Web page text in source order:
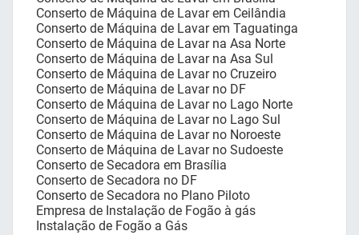
Conserto de Máquina de Lavar em Ceilândia
Conserto de Máquina de Lavar em Taguatinga
Conserto de Máquina de Lavar na Asa Norte
Conserto de Máquina de Lavar na Asa Sul
Conserto de Máquina de Lavar no Cruzeiro
Conserto de Máquina de Lavar no DF
Conserto de Máquina de Lavar no Lago Norte
Conserto de Máquina de Lavar no Lago Sul
Conserto de Máquina de Lavar no Noroeste
Conserto de Máquina de Lavar no Sudoeste
Conserto de Secadora em Brasília
Conserto de Secadora no DF
Conserto de Secadora no Plano Piloto
Empresa de Instalação de Fogão à gás
Instalação de Fogão a Gás